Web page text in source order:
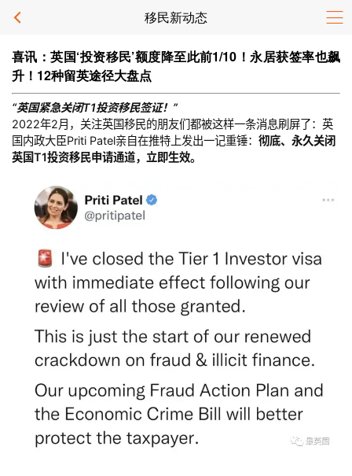
移民新动态
喜讯：英国‘投资移民’额度降至此前1/10！永居获签率也飙
升！12种留英途径大盘点
“英国紧急关闭T1投资移民签证！”
2022年2月，关注英国移民的朋友们都被这样一条消息刷屏了：英
国内政大臣Priti Patel亲自在推特上发出一记重锤： 彻底、永久关闭
英国T1投资移民申请通道，立即生效。